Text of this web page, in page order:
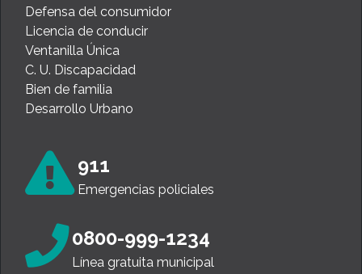
Defensa del consumidor
Licencia de conducir
Ventanilla Única
C. U. Discapacidad
Bien de familia
Desarrollo Urbano
911
Emergencias policiales
0800-999-1234
Línea gratuita municipal